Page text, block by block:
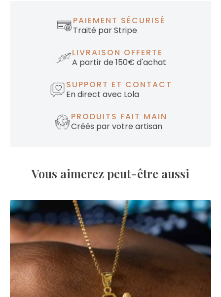
PAIEMENT SÉCURISÉ
Traité par Stripe
LIVRAISON OFFERTE
A partir de 150€ d'achat
SUPPORT ET CONTACT
En direct avec Lola
PRODUITS FAIT MAIN
Créés par votre artisan
Vous aimerez peut-être aussi